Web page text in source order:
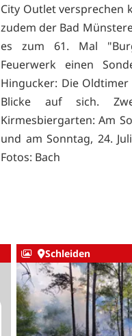
City Outlet versprechen
zudem der Bad
es zum 61. Mal
Feuerwerk einen
Hingucker: Die
Blicke auf sich.
Kirmesbiergarten: Am
und am Sonntag, 24.
Fotos: Bach
Schleiden